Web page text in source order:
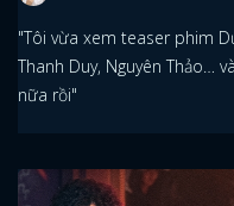
"Tôi vừa xem teaser phim
Thanh Duy, Nguyên Thảo…
nữa rồi"